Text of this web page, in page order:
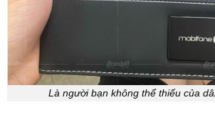
Là người bạn không thể thiếu của